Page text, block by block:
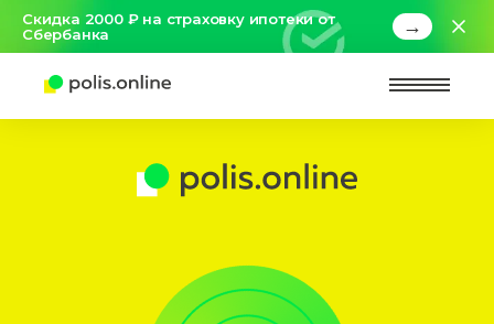
Скидка 2000 ₽ на страховку ипотеки от
Сбербанка
→